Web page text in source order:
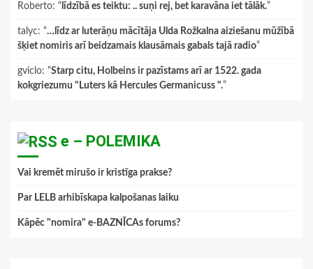
Roberto: “ līdzībā es teiktu: .. suņi rej, bet karavāna iet tālāk.”
talyc: “…līdz ar luterāņu mācītāja Ulda Rožkalna aiziešanu mūžībā
šķiet nomiris arī beidzamais klausāmais gabals tajā radio”
gviclo: “Starp citu, Holbeins ir pazīstams arī ar 1522. gada
kokgriezumu "Luters kā Hercules Germanicuss ".”
e – POLEMIKA
Vai kremēt mirušo ir kristīga prakse?
Par LELB arhibīskapa kalpošanas laiku
Kāpēc "nomira" e-BAZNĪCAs forums?